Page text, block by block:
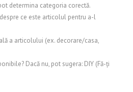
determina categoria corectă.
ce este articolul pentru a-l
a articolului (ex. decorare/casa,
Dacă nu, pot sugera: DIY (Fă-ți